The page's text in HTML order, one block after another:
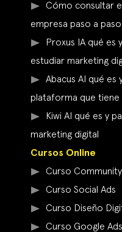
Cómo consultar
empresa paso a paso
Proxus IA qué es
estudiar marketing
Abacus AI qué es
plataforma que tiene
Kiwi AI qué es y
marketing digital
Cursos Online
Curso
Curso Social Ads
Curso Diseño
Curso Google Ads